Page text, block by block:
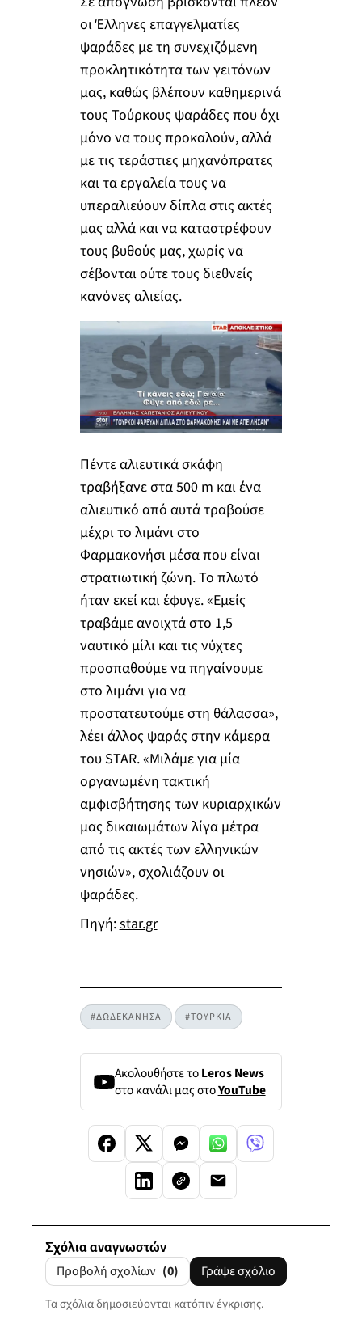
οι Έλληνες επαγγελματίες
ψαράδες με τη συνεχιζόμενη
προκλητικότητα των γειτόνων
μας, καθώς βλέπουν καθημερινά
τους Τούρκους ψαράδες που όχι
μόνο να τους προκαλούν, αλλά
με τις τεράστιες μηχανόπρατες
και τα εργαλεία τους να
υπεραλιεύουν δίπλα στις ακτές
μας αλλά και να καταστρέφουν
τους βυθούς μας, χωρίς να
σέβονται ούτε τους διεθνείς
κανόνες αλιείας.
Πέντε αλιευτικά σκάφη
τραβήξανε στα 500 m και ένα
αλιευτικό από αυτά τραβούσε
μέχρι το λιμάνι στο
Φαρμακονήσι μέσα που είναι
στρατιωτική ζώνη. Το πλωτό
ήταν εκεί και έφυγε. «Εμείς
τραβάμε ανοιχτά στο 1,5
ναυτικό μίλι και τις νύχτες
προσπαθούμε να πηγαίνουμε
στο λιμάνι για να
προστατευτούμε στη θάλασσα»,
λέει άλλος ψαράς στην κάμερα
του STAR. «Μιλάμε για μία
οργανωμένη τακτική
αμφισβήτησης των κυριαρχικών
μας δικαιωμάτων λίγα μέτρα
από τις ακτές των ελληνικών
νησιών», σχολιάζουν οι
ψαράδες.
Πηγή:star.gr
#ΔΩΔΕΚΑΝΗΣΑ #ΤΟΥΡΚΙΑ
Ακολουθήστε τοLeros News
στο κανάλι μας στοYouTube
Σχόλια αναγνωστών
Προβολή σχολίων (0) Γράψε σχόλιο
Τα σχόλια δημοσιεύονται κατόπιν έγκρισης.